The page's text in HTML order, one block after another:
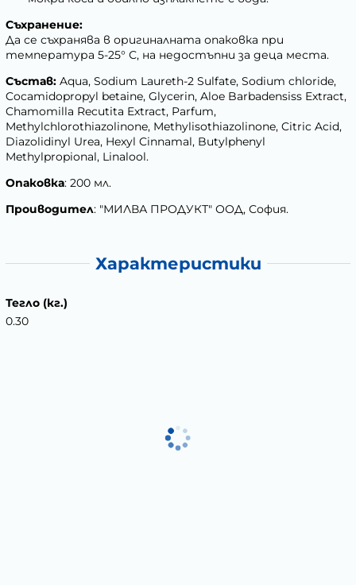
Съхранение:
Да се съхранява в оригиналната опаковка при
температура 5-25° С, на недостъпни за деца места.
Състав: Aqua, Sodium Laureth-2 Sulfate, Sodium chloride,
Cocamidopropyl betaine, Glycerin, Aloe Barbadensiss Extract,
Chamomilla Recutita Extract, Parfum,
Methylchlorothiazolinone, Methylisothiazolinone, Citric Acid,
Diazolidinyl Urea, Hexyl Cinnamal, Butylphenyl
Methylpropional, Linalool.
Опаковка: 200 мл.
Проиводител: "МИЛВА ПРОДУКТ" ООД, София.
Характеристики
Тегло (кг.)
0.30